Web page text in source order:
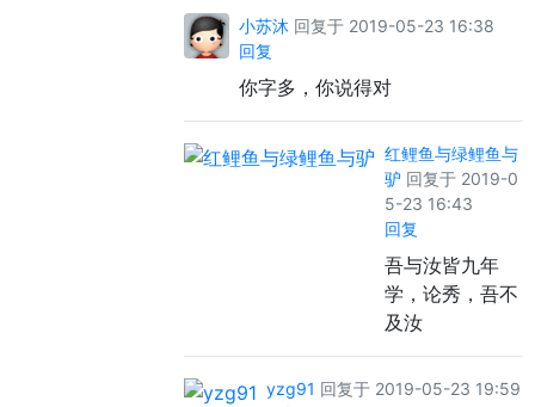
小苏沐 回复于 2019-05-23 16:38
回复
你字多，你说得对
红鲤鱼与绿鲤鱼与
驴 回复于 2019-0
5-23 16:43
回复
吾与汝皆九年
学，论秀，吾不
及汝
yzg91 回复于 2019-05-23 19:59